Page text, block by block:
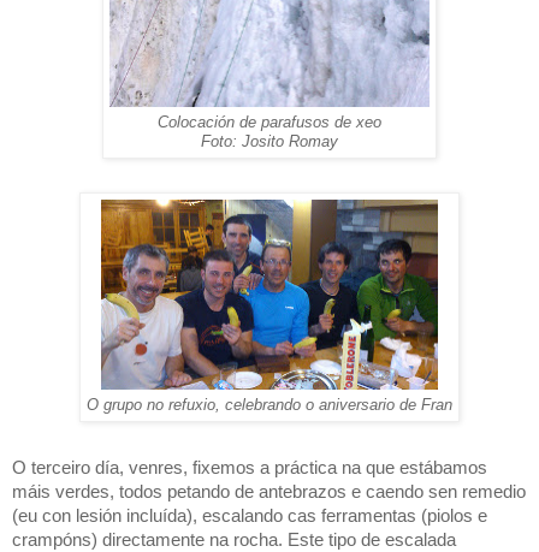
Colocación de parafusos de xeo
Foto: Josito Romay
O grupo no refuxio, celebrando o aniversario de Fran
O terceiro día, venres, fixemos a práctica na que estábamos
máis verdes, todos petando de antebrazos e caendo sen remedio
(eu con lesión incluída), escalando cas ferramentas (piolos e
crampóns) directamente na rocha. Este tipo de escalada